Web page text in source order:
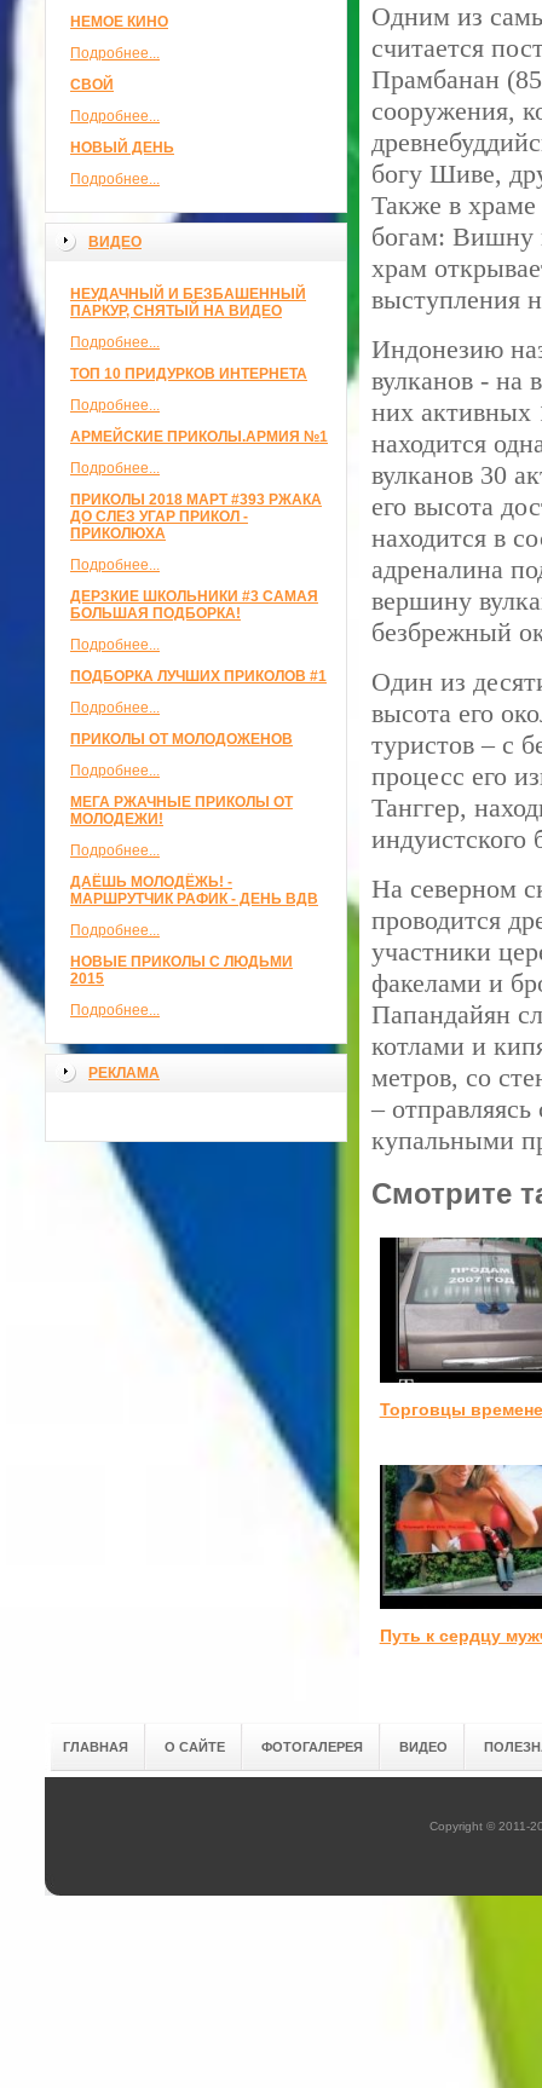
НЕМОЕ КИНО
Подробнее...
СВОЙ
Подробнее...
НОВЫЙ ДЕНЬ
Подробнее...
ВИДЕО
НЕУДАЧНЫЙ И БЕЗБАШЕННЫЙ
ПАРКУР, СНЯТЫЙ НА ВИДЕО
Подробнее...
ТОП 10 ПРИДУРКОВ ИНТЕРНЕТА
Подробнее...
АРМЕЙСКИЕ ПРИКОЛЫ.АРМИЯ №1
Подробнее...
ПРИКОЛЫ 2018 МАРТ #393 РЖАКА
ДО СЛЕЗ УГАР ПРИКОЛ -
ПРИКОЛЮХА
Подробнее...
ДЕРЗКИЕ ШКОЛЬНИКИ #3 САМАЯ
БОЛЬШАЯ ПОДБОРКА!
Подробнее...
ПОДБОРКА ЛУЧШИХ ПРИКОЛОВ #1
Подробнее...
ПРИКОЛЫ ОТ МОЛОДОЖЕНОВ
Подробнее...
МЕГА РЖАЧНЫЕ ПРИКОЛЫ ОТ
МОЛОДЕЖИ!
Подробнее...
ДАЁШЬ МОЛОДЁЖЬ! -
МАРШРУТЧИК РАФИК - ДЕНЬ ВДВ
Подробнее...
НОВЫЕ ПРИКОЛЫ С ЛЮДЬМИ
2015
Подробнее...
РЕКЛАМА
Одним из
считается
Прамбанан
сооружения,
богу Шиве,
Также в
богам: Вишну
храм
выступления
Индонезию
вулканов - на
них активных
находится
вулканов 30
его высота
находится в
адреналина
вершину
безбрежный
Один из
высота его
туристов – с
процесс его
Танггер,
индуистского
На северном
проводится
участники
факелами и
Папандайян
котлами и
метров, со
–
купальными
Смотрите
Торговцы
Путь к сердцу
ГЛАВНАЯ О САЙТЕ ФОТОГАЛЕРЕЯ ВИДЕО
Copyright © 2011-